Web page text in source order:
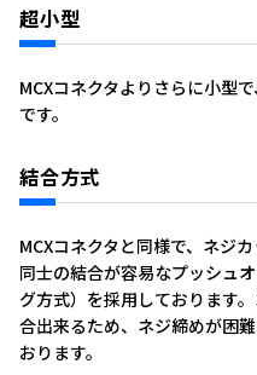
超小型
MCXコネクタよりさらに小型
です。
結合方式
MCXコネクタと同様で、ネジ
同士の結合が容易なプッシュ
グ方式）を採用しております
合出来るため、ネジ締めが困
おります。